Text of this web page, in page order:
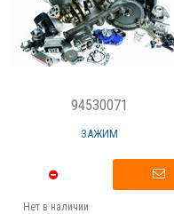
94530071
ЗАЖИМ
Нет в наличии